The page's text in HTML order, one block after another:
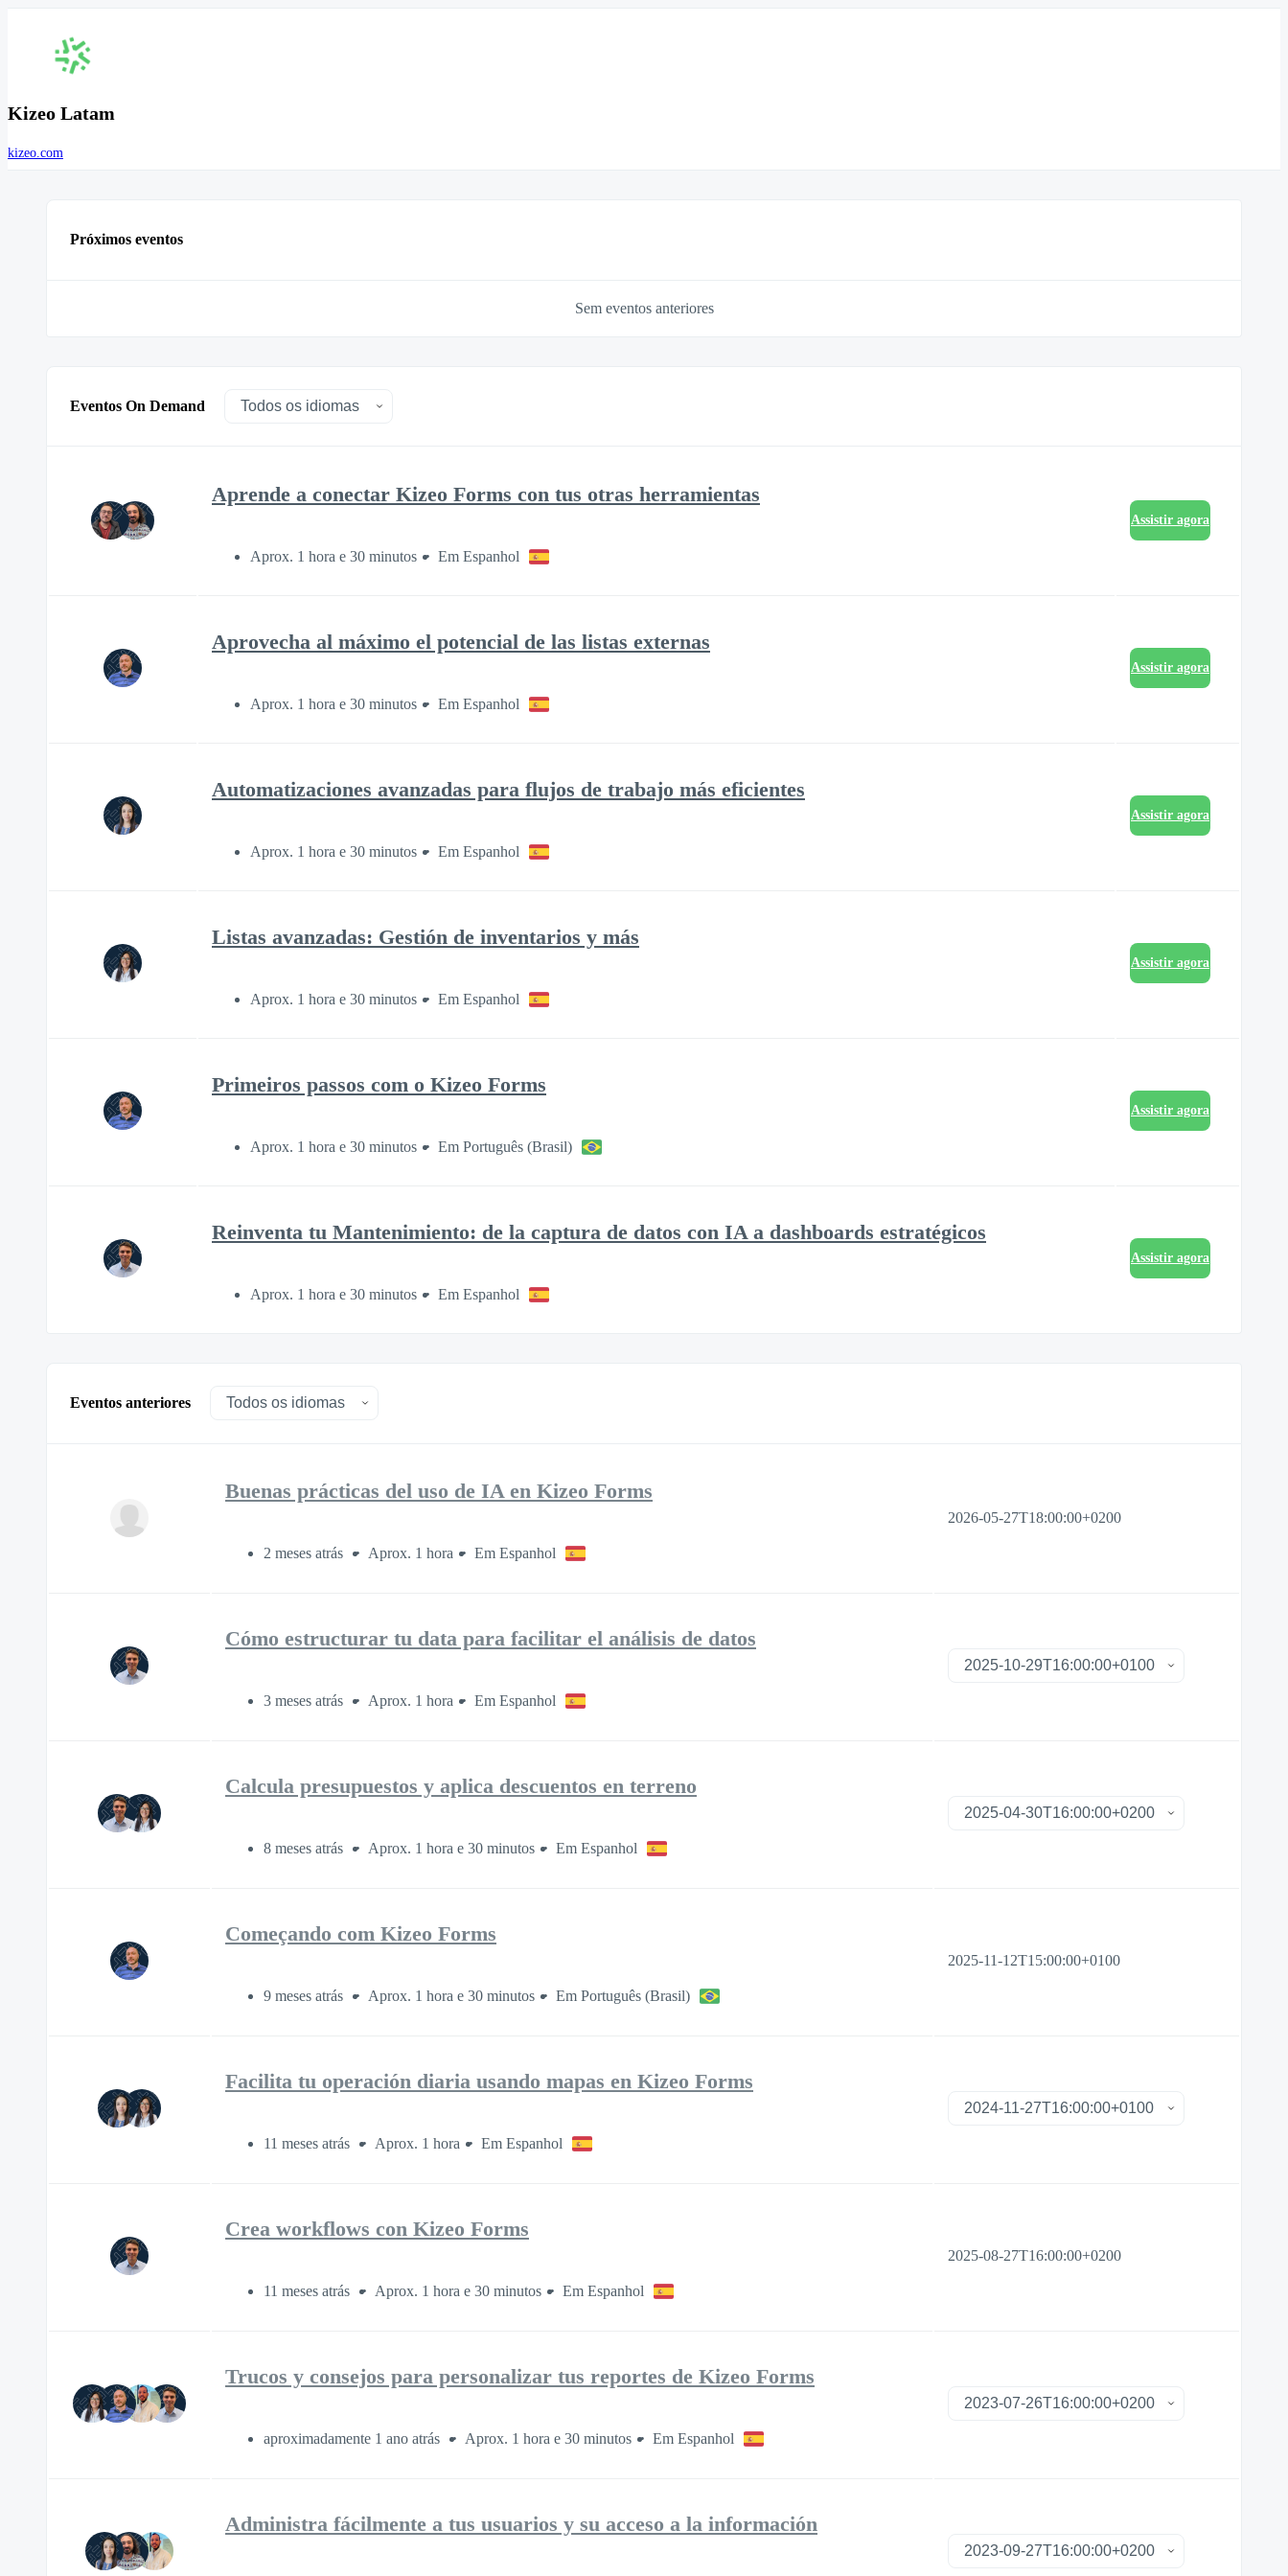
Kizeo Latam
kizeo.com
Próximos eventos
Sem eventos anteriores
Eventos On Demand
Aprende a conectar Kizeo Forms con tus otras herramientas
Aprox. 1 hora e 30 minutos Em Espanhol
Assistir agora
Aprovecha al máximo el potencial de las listas externas
Aprox. 1 hora e 30 minutos Em Espanhol
Assistir agora
Automatizaciones avanzadas para flujos de trabajo más eficientes
Aprox. 1 hora e 30 minutos Em Espanhol
Assistir agora
Listas avanzadas: Gestión de inventarios y más
Aprox. 1 hora e 30 minutos Em Espanhol
Assistir agora
Primeiros passos com o Kizeo Forms
Aprox. 1 hora e 30 minutos Em Português (Brasil)
Assistir agora
Reinventa tu Mantenimiento: de la captura de datos con IA a dashboards estratégicos
Aprox. 1 hora e 30 minutos Em Espanhol
Assistir agora
Eventos anteriores
Buenas prácticas del uso de IA en Kizeo Forms
2 meses atrás Aprox. 1 hora Em Espanhol
2026-05-27T18:00:00+0200
Cómo estructurar tu data para facilitar el análisis de datos
3 meses atrás Aprox. 1 hora Em Espanhol
Calcula presupuestos y aplica descuentos en terreno
8 meses atrás Aprox. 1 hora e 30 minutos Em Espanhol
Começando com Kizeo Forms
9 meses atrás Aprox. 1 hora e 30 minutos Em Português (Brasil)
2025-11-12T15:00:00+0100
Facilita tu operación diaria usando mapas en Kizeo Forms
11 meses atrás Aprox. 1 hora Em Espanhol
Crea workflows con Kizeo Forms
11 meses atrás Aprox. 1 hora e 30 minutos Em Espanhol
2025-08-27T16:00:00+0200
Trucos y consejos para personalizar tus reportes de Kizeo Forms
aproximadamente 1 ano atrás Aprox. 1 hora e 30 minutos Em Espanhol
Administra fácilmente a tus usuarios y su acceso a la información